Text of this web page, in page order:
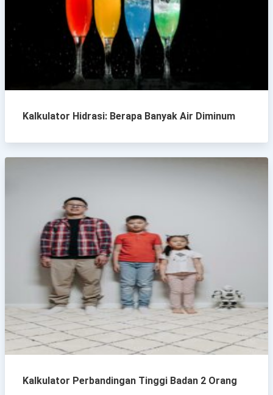
Kalkulator Hidrasi: Berapa Banyak Air Diminum
Kalkulator Perbandingan Tinggi Badan 2 Orang